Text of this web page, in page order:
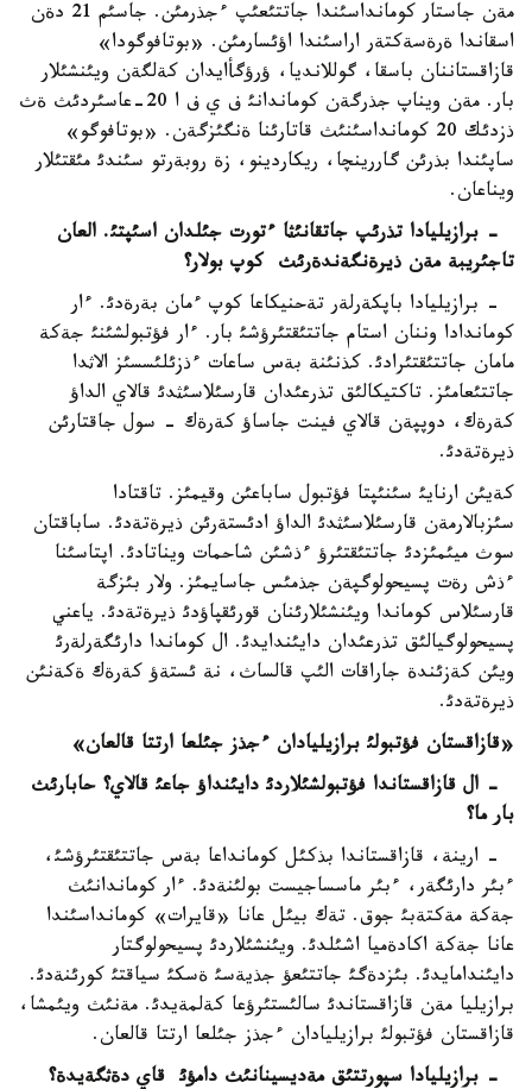
مةن جاستار كومانداسئندا جاتتئعئپ ءجذرمئن. جاسئم 21 دةن
اسقاندا ةرةسةكتةر اراسئندا اؤئسارمئن. «بوتافوگودا»
قازاقستاننان باسقا، گوللانديا، ؤرؤگأايدان كةلگةن ويئنشئلار
بار. مةن ويناپ جذرگةن كوماندانئ ف ي ف ا 20-عاسئردئث ةث
ذزدئك 20 كومانداسئنئث قاتارئنا ةنگئزگةن. «بوتافوگو»
ساپئندا بذرئن گاررينچا، ريكاردينو، زة روبةرتو سئندئ مئقتئلار
ويناعان.
- برازيليادا تذرئپ جاتقانئثا ءتورت جئلدان اسئپتئ. العان
تاجئريبة مةن ذيرةنگةندةرئث كوپ بولار؟
- برازيليادا باپكةرلةر تةحنيكاعا كوپ ءمان بةرةدئ. ءار
كوماندادا وننان استام جاتتئقتئرؤشئ بار. ءار فؤتبولشئنئ جةكة
مامان جاتتئقتئرادئ. كذنئنة بةس ساعات ءذزئلئسسئز الاثدا
جاتتئعامئز. تاكتيكالئق تذرعئدان قارسئلاسئثدئ قالاي الداؤ
كةرةك، دوپپةن قالاي فينت جاساؤ كةرةك - سول جاقتارئن
ذيرةتةدئ.
كةيئن ارنايئ سئنئپتا فؤتبول ساباعئن وقيمئز. تاقتادا
سئزبالارمةن قارسئلاسئثدئ الداؤ ادئستةرئن ذيرةتةدئ. ساباقتان
سوث ميئمئزدئ جاتتئقتئرؤ ءذشئن شاحمات ويناتادئ. اپتاسئنا
ءذش رةت پسيحولوگپةن جذمئس جاسايمئز. ولار بئزگة
قارسئلاس كوماندا ويئنشئلارئنان قورئقپاؤدئ ذيرةتةدئ. ياعني
پسيحولوگيالئق تذرعئدان دايئندايدئ. ال كوماندا دارئگةرلةرئ
ويئن كةزئندة جاراقات الئپ قالساث، نة ئستةؤ كةرةك ةكةنئن
ذيرةتةدئ.
«قازاقستان فؤتبولئ برازيليادان ءجذز جئلعا ارتتا قالعان»
- ال قازاقستاندا فؤتبولشئلاردئ دايئنداؤ جاعئ قالاي؟ حابارئث
بار ما؟
- ارينة، قازاقستاندا بذكئل كومانداعا بةس جاتتئقتئرؤشئ،
ءبئر دارئگةر، ءبئر ماسساجيست بولئنةدئ. ءار كوماندانئث
جةكة مةكتةبئ جوق. تةك بيئل عانا «قايرات» كومانداسئندا
عانا جةكة اكادةميا اشئلدئ. ويئنشئلاردئ پسيحولوگتار
دايئندامايدئ. بئزدةگئ جاتتئعؤ جذيةسئ ةسكئ سياقتئ كورئنةدئ.
برازيليا مةن قازاقستاندئ سالئستئرؤعا كةلمةيدئ. مةنئث ويئمشا،
قازاقستان فؤتبولئ برازيليادان ءجذز جئلعا ارتتا قالعان.
- برازيليادا سپورتتئق مةديسينانئث دامؤئ قاي دةثگةيدة؟